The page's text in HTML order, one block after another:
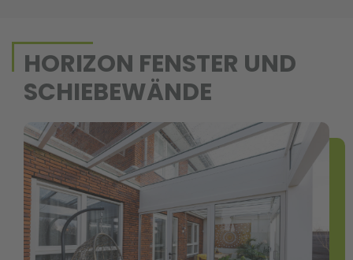
HORIZON FENSTER UND
SCHIEBEWÄNDE